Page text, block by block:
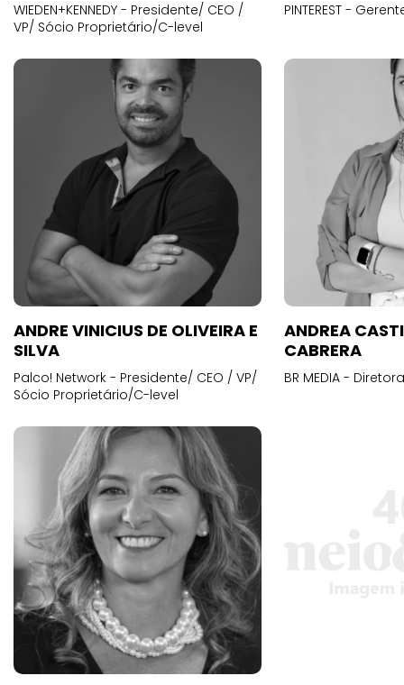
WIEDEN+KENNEDY - Presidente/ CEO /
VP/ Sócio Proprietário/C-level
PINTEREST -
ANDRE VINICIUS DE OLIVEIRA E
SILVA
Palco! Network - Presidente/ CEO / VP/
Sócio Proprietário/C-level
ANDREA
CABRERA
BR MEDIA -